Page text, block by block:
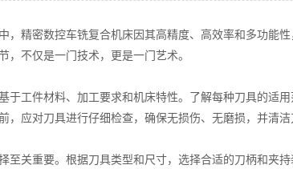
精密数控车铣复合机床因其高精度、高效率和多功能性
，不仅是一门技术，更是一门艺术。
工件材料、加工要求和机床特性。了解每种刀具的适用
，应对刀具进行仔细检查，确保无损伤、无磨损，并清洁
关重要。根据刀具类型和尺寸，选择合适的刀柄和夹持